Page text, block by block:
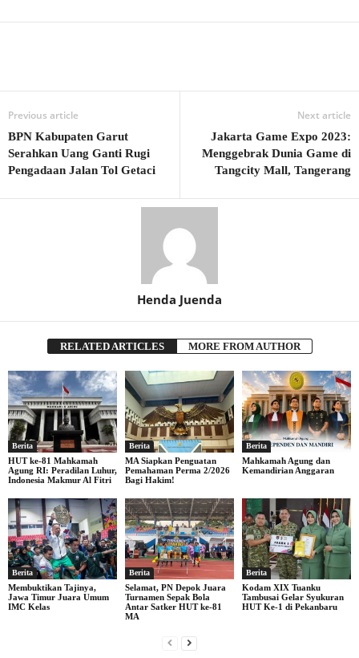
Previous article
BPN Kabupaten Garut
Serahkan Uang Ganti Rugi
Pengadaan Jalan Tol Getaci
Next article
Jakarta Game Expo 2023:
Menggebrak Dunia Game di
Tangcity Mall, Tangerang
Henda Juenda
RELATED ARTICLES MORE FROM AUTHOR
Berita
HUT ke-81 Mahkamah
Agung RI: Peradilan Luhur,
Indonesia Makmur Al Fitri
Berita
MA Siapkan Penguatan
Pemahaman Perma 2/2026
Bagi Hakim!
Berita
Mahkamah Agung dan
Kemandirian Anggaran
Berita
Membuktikan Tajinya,
Jawa Timur Juara Umum
IMC Kelas
Berita
Selamat, PN Depok Juara
Turnamen Sepak Bola
Antar Satker HUT ke-81
MA
Berita
Kodam XIX Tuanku
Tambusai Gelar Syukuran
HUT Ke-1 di Pekanbaru